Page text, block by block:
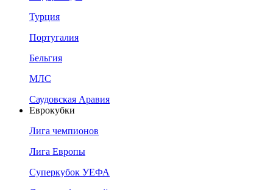
Турция
Португалия
Бельгия
МЛС
Саудовская Аравия
Еврокубки
Лига чемпионов
Лига Европы
Суперкубок УЕФА